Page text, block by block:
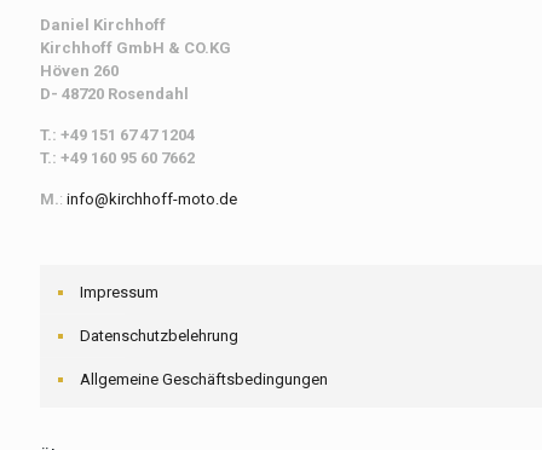
Daniel Kirchhoff
Kirchhoff GmbH & CO.KG
Höven 260
D- 48720 Rosendahl
T.: +49 151 67 47 1204
T.: +49 160 95 60 7662
M.: info@kirchhoff-moto.de
Impressum
Datenschutzbelehrung
Allgemeine Geschäftsbedingungen